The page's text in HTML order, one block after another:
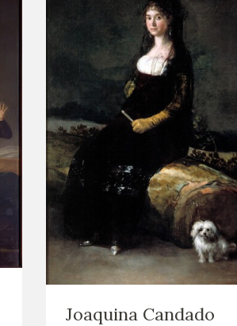
Joaquina Candado